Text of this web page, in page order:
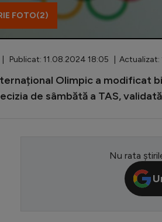
FOTO(2)
| Publicat: 11.08.2024 18:05 | Actualizat:
Olimpic a modificat
de sâmbătă a TAS,
Nu rata